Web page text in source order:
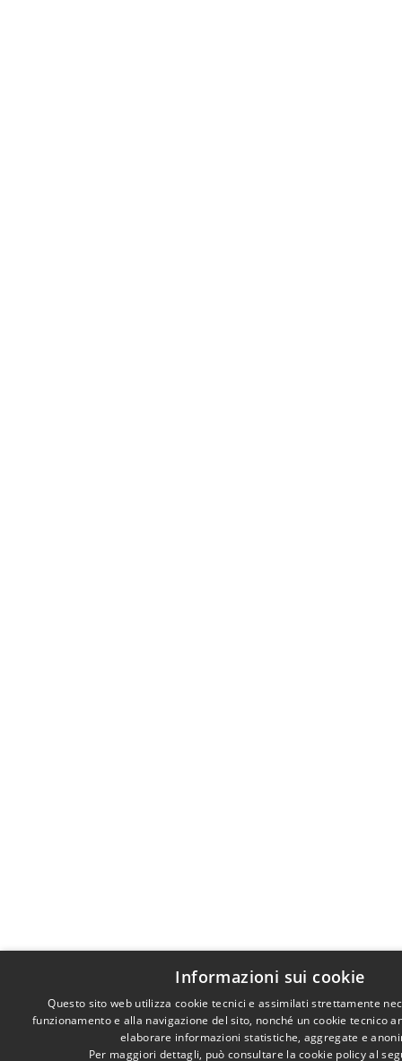
Informazioni sui cookie
Questo sito web utilizza cookie tecnici e assimilati strettamente
funzionamento e alla navigazione del sito, nonché un cookie tecnico
elaborare informazioni statistiche, aggregate e
Per maggiori dettagli, può consultare la cookie policy al